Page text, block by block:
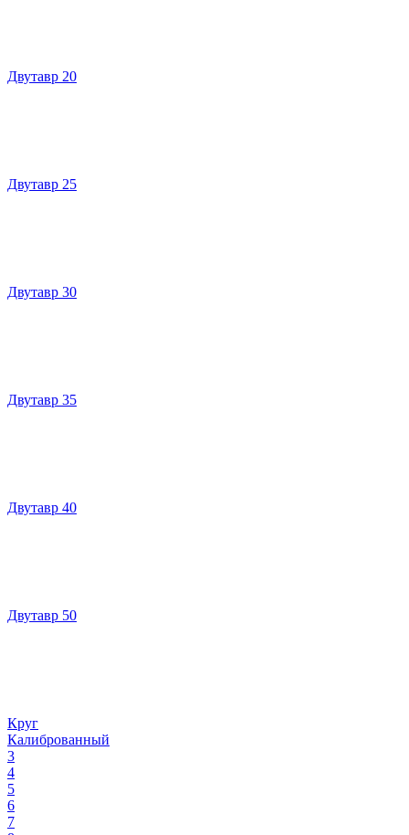
Двутавр 20
Двутавр 25
Двутавр 30
Двутавр 35
Двутавр 40
Двутавр 50
Круг
Калиброванный
3
4
5
6
7